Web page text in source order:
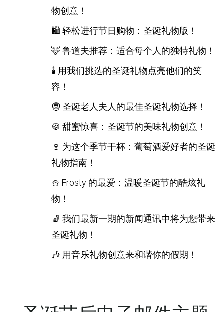
物创意！
🛍️ 轻松进行节日购物：圣诞礼物版！
🦌 鲁道夫推荐：适合每个人的独特礼物！
🕯️ 用我们挑选的圣诞礼物点亮他们的笑
容！
🤶 圣诞老人夫人的最佳圣诞礼物选择！
🍪 甜蜜惊喜：圣诞节的美味礼物创意！
🍷 为这个季节干杯：葡萄酒爱好者的圣诞
礼物指南！
⛄ Frosty 的最爱：温暖圣诞节的酷炫礼
物！
🧦 我们最新一期的新闻通讯中将为您带来
圣诞礼物！
🎶 用音乐礼物创意来和谐你的假期！